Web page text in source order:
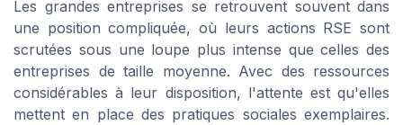
Les grandes entreprises se retrouvent souvent dans
une position compliquée, où leurs actions RSE sont
scrutées sous une loupe plus intense que celles des
entreprises de taille moyenne. Avec des ressources
considérables à leur disposition, l'attente est qu'elles
mettent en place des pratiques sociales exemplaires.